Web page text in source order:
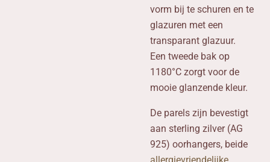
vorm bij te schuren en te
glazuren met een
transparant glazuur.
Een tweede bak op
1180°C zorgt voor de
mooie glanzende kleur.
De parels zijn bevestigt
aan sterling zilver (AG
925) oorhangers, beide